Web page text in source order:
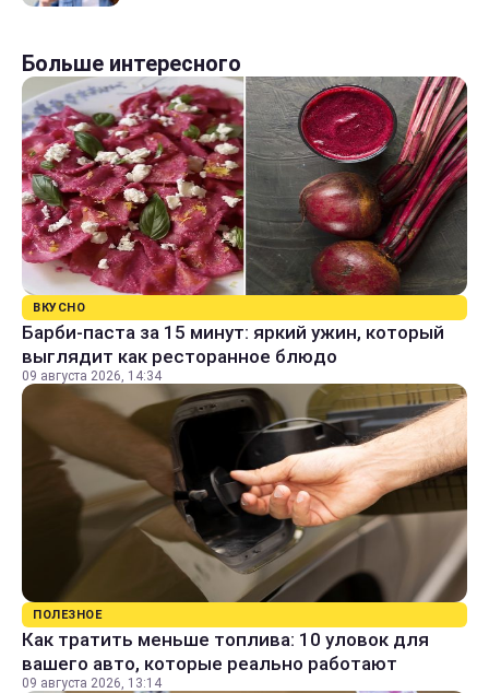
Больше интересного
ВКУСНО
Барби-паста за 15 минут: яркий ужин, который
выглядит как ресторанное блюдо
09 августа 2026, 14:34
ПОЛЕЗНОЕ
Как тратить меньше топлива: 10 уловок для
вашего авто, которые реально работают
09 августа 2026, 13:14